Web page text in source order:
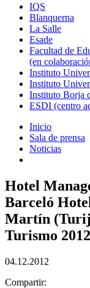
IQS
Blanquerna
La Salle
Esade
Facultad de
(en
Instituto
Instituto
Instituto Borja
ESDI (centro
Inicio
Sala de prensa
Noticias
Hotel
Barceló
Martín
Turismo 2012
04.12.2012
Compartir: